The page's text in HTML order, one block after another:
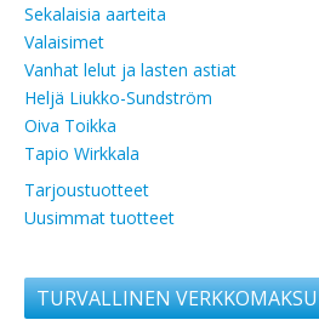
Sekalaisia aarteita
Valaisimet
Vanhat lelut ja lasten astiat
Heljä Liukko-Sundström
Oiva Toikka
Tapio Wirkkala
Tarjoustuotteet
Uusimmat tuotteet
TURVALLINEN VERKKOMAKSU